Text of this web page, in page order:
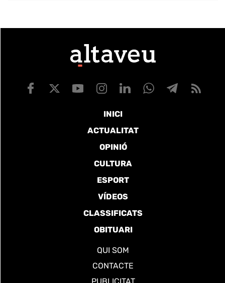
INICI
ACTUALITAT
OPINIÓ
CULTURA
ESPORT
VÍDEOS
CLASSIFICATS
OBITUARI
QUI SOM
CONTACTE
PUBLICITAT